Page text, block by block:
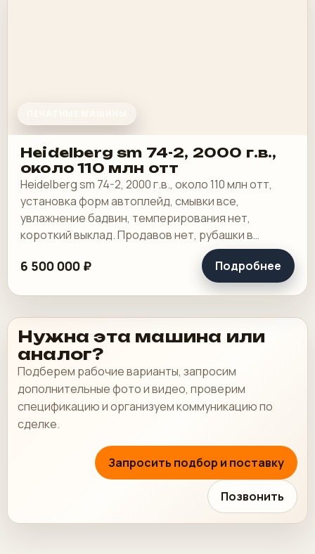
Heidelberg sm 74-2, 2000 г.в.,
около 110 млн отт
Heidelberg sm 74-2, 2000 г.в., около 110 млн отт,
установка форм автоплейд, смывки все,
увлажнение бадвин, темперирования нет,
короткий выклад. Продавов нет, рубашки в
хорошем состоянии, таскалки и цепи в хорошем.
6 500 000 ₽ Подробнее
Нужна эта машина или
аналог?
Подберем рабочие варианты, запросим
дополнительные фото и видео, проверим
спецификацию и организуем коммуникацию по
сделке.
Запросить подбор и поставку
Позвонить